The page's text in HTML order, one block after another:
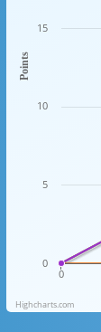
Points
0
0
5
10
15
Highcharts.com